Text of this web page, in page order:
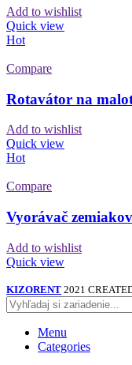
Add to wishlist
Quick view
Hot
Compare
Rotavátor na
Add to wishlist
Quick view
Hot
Compare
Vyorávač
Add to wishlist
Quick view
KIZORENT 2021
Menu
Categories